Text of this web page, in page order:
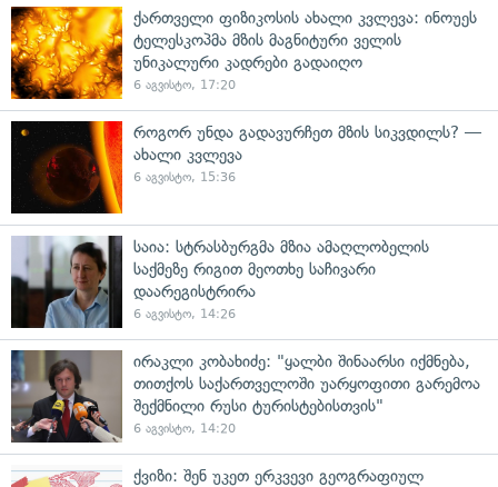
ქართველი ფიზიკოსის ახალი კვლევა: ინოუეს
ტელესკოპმა მზის მაგნიტური ველის
უნიკალური კადრები გადაიღო
6 აგვისტო, 17:20
როგორ უნდა გადავურჩეთ მზის სიკვდილს? —
ახალი კვლევა
6 აგვისტო, 15:36
საია: სტრასბურგმა მზია ამაღლობელის
საქმეზე რიგით მეოთხე საჩივარი
დაარეგისტრირა
6 აგვისტო, 14:26
ირაკლი კობახიძე: "ყალბი შინაარსი იქმნება,
თითქოს საქართველოში უარყოფითი გარემოა
შექმნილი რუსი ტურისტებისთვის"
6 აგვისტო, 14:20
ქვიზი: შენ უკეთ ერკვევი გეოგრაფიულ